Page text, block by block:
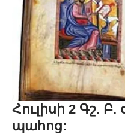
Հուլիսի 2 Գշ.
պահոց: